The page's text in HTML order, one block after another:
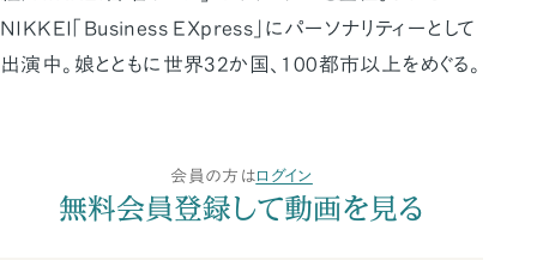
NIKKEI「Business EXpress」にパーソナリティーとして
出演中。娘とともに世界32か国、100都市以上をめぐる。
会員の方はログイン
無料会員登録して動画を見る